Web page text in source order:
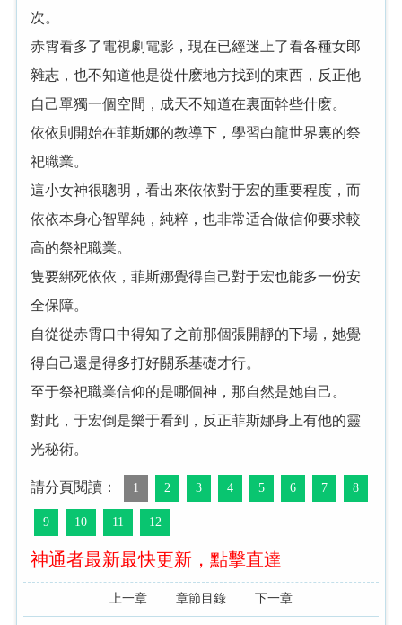
次。
赤霄看多了電視劇電影，現在已經迷上了看各種女郎
雜志，也不知道他是從什麽地方找到的東西，反正他
自己單獨一個空間，成天不知道在裏面幹些什麽。
依依則開始在菲斯娜的教導下，學習白龍世界裏的祭
祀職業。
這小女神很聰明，看出來依依對于宏的重要程度，而
依依本身心智單純，純粹，也非常适合做信仰要求較
高的祭祀職業。
隻要綁死依依，菲斯娜覺得自己對于宏也能多一份安
全保障。
自從從赤霄口中得知了之前那個張開靜的下場，她覺
得自己還是得多打好關系基礎才行。
至于祭祀職業信仰的是哪個神，那自然是她自己。
對此，于宏倒是樂于看到，反正菲斯娜身上有他的靈
光秘術。
請分頁閱讀： 1 2 3 4 5 6 7 8
9 10 11 12
神通者最新最快更新，點擊直達
上一章 章節目錄 下一章